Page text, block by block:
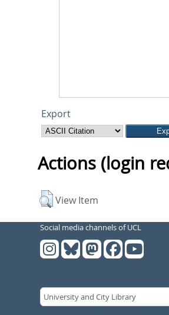
Export
Actions (login
View Item
Social media channels of UCL